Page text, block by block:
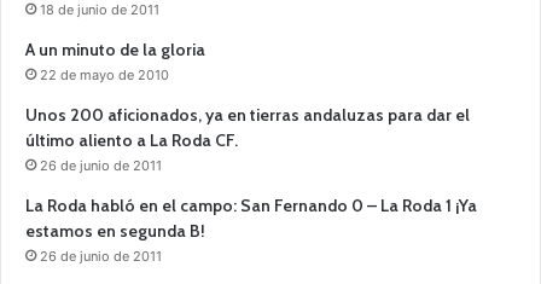
18 de junio de 2011
A un minuto de la gloria
22 de mayo de 2010
Unos 200 aficionados, ya en tierras andaluzas para dar el
último aliento a La Roda CF.
26 de junio de 2011
La Roda habló en el campo: San Fernando 0 – La Roda 1 ¡Ya
estamos en segunda B!
26 de junio de 2011